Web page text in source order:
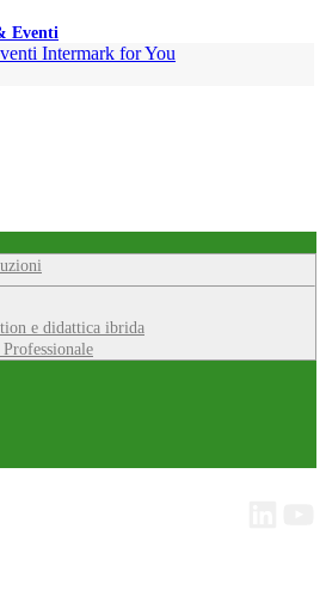
Eventi
Intermark for You
e didattica ibrida